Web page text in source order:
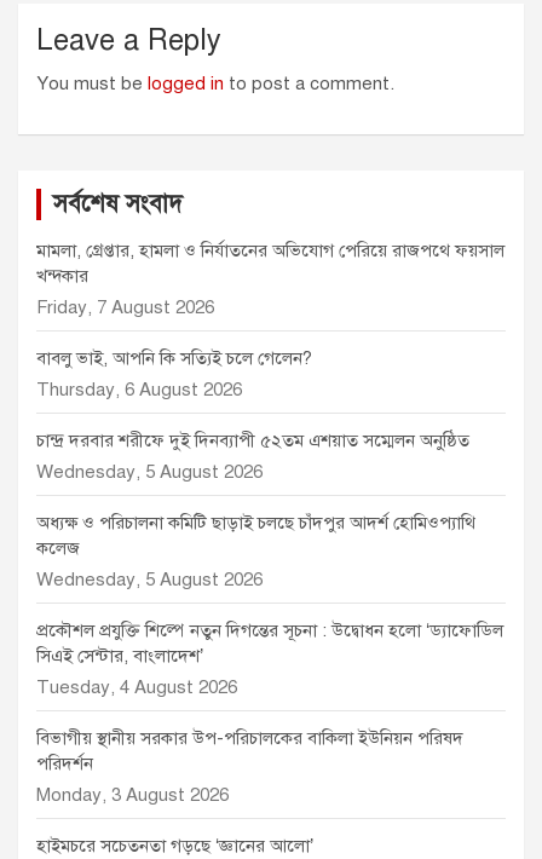
Leave a Reply
You must be logged in to post a comment.
সর্বশেষ সংবাদ
মামলা, গ্রেপ্তার, হামলা ও নির্যাতনের অভিযোগ পেরিয়ে রাজপথে ফয়সাল
খন্দকার
Friday, 7 August 2026
বাবলু ভাই, আপনি কি সত্যিই চলে গেলেন?
Thursday, 6 August 2026
চান্দ্র দরবার শরীফে দুই দিনব্যাপী ৫২তম এশয়াত সম্মেলন অনুষ্ঠিত
Wednesday, 5 August 2026
অধ্যক্ষ ও পরিচালনা কমিটি ছাড়াই চলছে চাঁদপুর আদর্শ হোমিওপ্যাথি
কলেজ
Wednesday, 5 August 2026
প্রকৌশল প্রযুক্তি শিল্পে নতুন দিগন্তের সূচনা : উদ্বোধন হলো ‘ড্যাফোডিল
সিএই সেন্টার, বাংলাদেশ’
Tuesday, 4 August 2026
বিভাগীয় স্থানীয় সরকার উপ-পরিচালকের বাকিলা ইউনিয়ন পরিষদ
পরিদর্শন
Monday, 3 August 2026
হাইমচরে সচেতনতা গড়ছে ‘জ্ঞানের আলো’